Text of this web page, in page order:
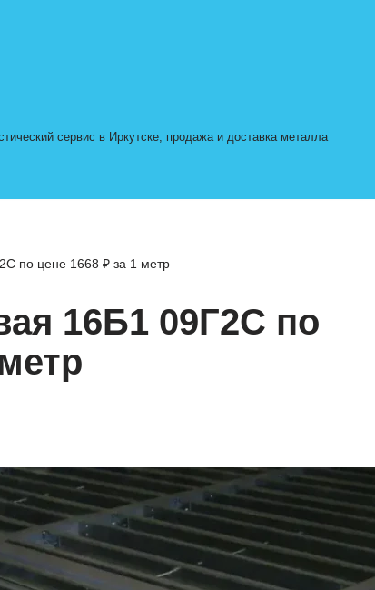
сервис в Иркутске, продажа и доставка металла
по цене 1668 ₽ за 1 метр
16Б1 09Г2С по